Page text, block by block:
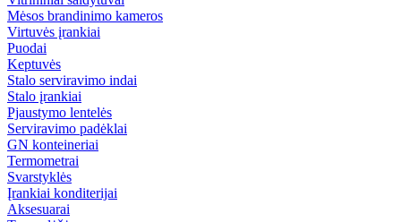
Mėsos brandinimo kameros
Virtuvės įrankiai
Puodai
Keptuvės
Stalo serviravimo indai
Stalo įrankiai
Pjaustymo lentelės
Serviravimo padėklai
GN konteineriai
Termometrai
Svarstyklės
Įrankiai konditerijai
Aksesuarai